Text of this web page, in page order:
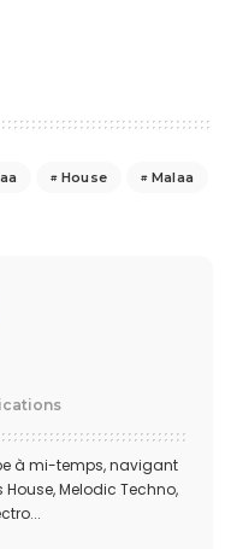
House
Malaa
à mi-temps, navigant
House, Melodic Techno,